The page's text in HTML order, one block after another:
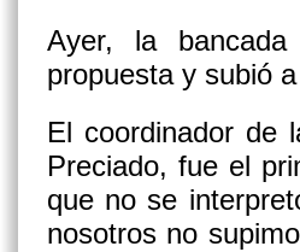
Ayer, la
propuesta y subió
El coordinador de
Preciado, fue el
que no se
nosotros no